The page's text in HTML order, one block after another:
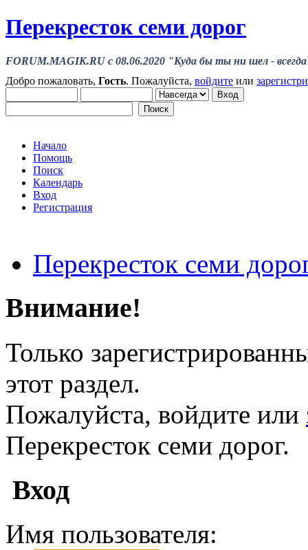
Перекресток семи дорог
FORUM.MAGIK.RU c 08.06.2020 "Куда бы ты ни шел - всегда
Добро пожаловать, Гость. Пожалуйста, войдите или
Начало
Помощь
Поиск
Календарь
Вход
Регистрация
Перекресток семи
Внимание!
Только
этот раздел.
Пожалуйста, войдите или
Перекресток семи дорог.
Вход
Имя пользователя: